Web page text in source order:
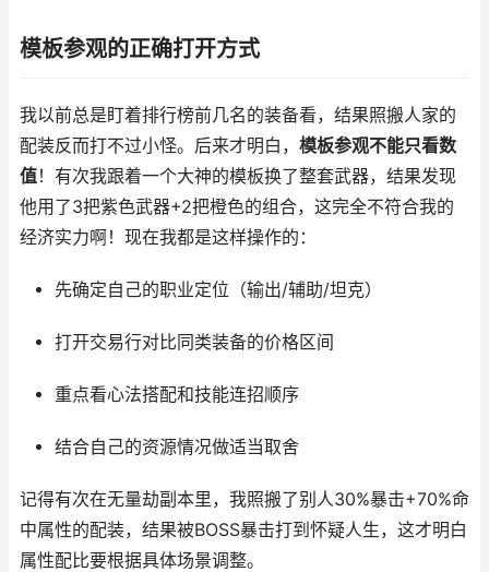
模板参观的正确打开方式
我以前总是盯着排行榜前几名的装备看，结果照搬人家的
配装反而打不过小怪。后来才明白， 模板参观不能只看数
值！有次我跟着一个大神的模板换了整套武器，结果发现
他用了3把紫色武器+2把橙色的组合，这完全不符合我的
经济实力啊！现在我都是这样操作的：
先确定自己的职业定位（输出/辅助/坦克）
打开交易行对比同类装备的价格区间
重点看心法搭配和技能连招顺序
结合自己的资源情况做适当取舍
记得有次在无量劫副本里，我照搬了别人30%暴击+70%命
中属性的配装，结果被BOSS暴击打到怀疑人生，这才明白
属性配比要根据具体场景调整。